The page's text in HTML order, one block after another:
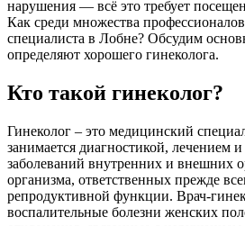
нарушения — всё это требует
Как среди множества
специалиста в Лобне? Обсудим
определяют хорошего гинеколога.
Кто такой гинеколог?
Гинеколог – это медицинский
занимается диагностикой, лечением
заболеваний внутренних и внешних
организма, ответственных прежде
репродуктивной функции. Врач-
воспалительные болезни женских